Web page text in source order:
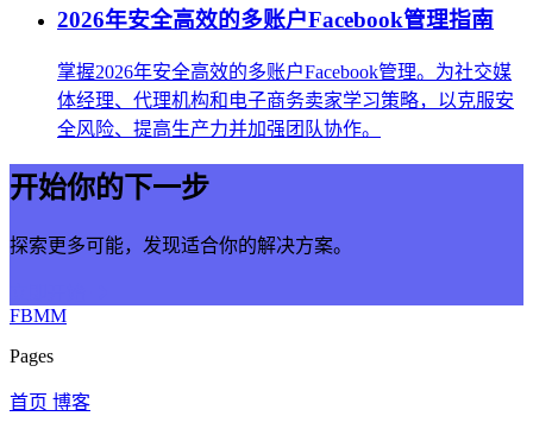
2026年安全高效的多账户Facebook管理指南
掌握2026年安全高效的多账户Facebook管理。为社交媒
体经理、代理机构和电子商务卖家学习策略，以克服安
全风险、提高生产力并加强团队协作。
开始你的下一步
探索更多可能，发现适合你的解决方案。
FBMM
Pages
首页 博客